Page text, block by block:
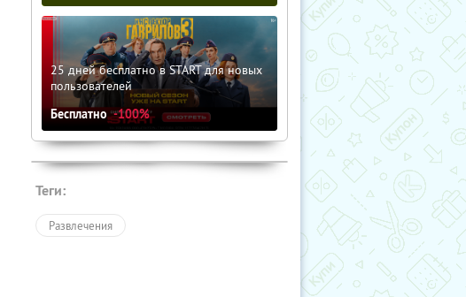
25 дней бесплатно в START для новых
пользователей
Бесплатно -100%
Теги:
Развлечения